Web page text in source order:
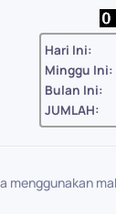
Hari Ini:
Minggu Ini:
Bulan Ini:
JUMLAH:
menggunakan